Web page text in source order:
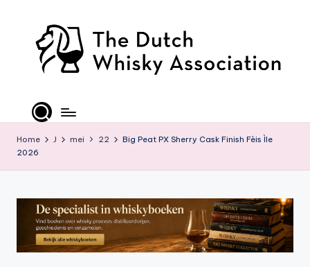
D
W
O
ffi
ci
Home J mei 22
Big Peat PX Sherry Cask Finish Fèis Ìle
2026